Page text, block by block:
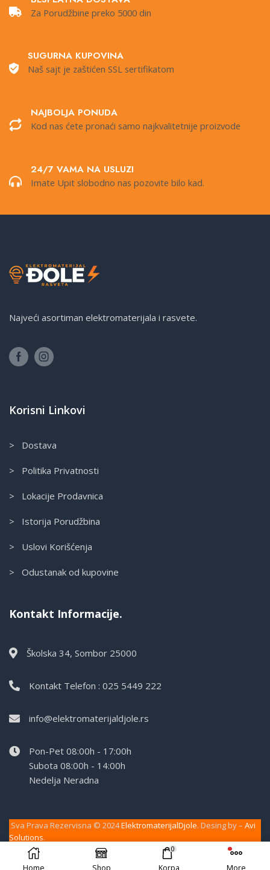
Za Porudžbine preko 5000 din
SUGURNA KUPOVINA
Naš sajt je zaštićen SSL sertifikatom
NAJBOLJA PONUDA
Kod nas ćete pronaći samo najkvalitetnije proizvode
24/7 VAMA NA USLUZI
Imate Upit slobodno nas pozovite bilo kad.
Najveći asortiman elektromaterijala i rasvete.
Korisni Linkovi
> Dostava
> Politika Privatnosti
> Lokacije Prodavnica
> Istorija Porudžbina
> Uslovi Korišćenja
> Odustanak od kupovine
Kontakt Informacije.
Školska 34, Sombor 25000
Kontakt Telefon : 025 5449 222
info@elektromaterijaldjole.rs
Pon-Pet 08:00h - 17:00h
Subota 08:00h - 14:00h
Nedelja Neradna
Sva Prava Rezervisna © 2024ElektromaterijalDjole. Desing by – Avi
Solutions.
0